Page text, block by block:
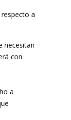
a
necesitan
con
a